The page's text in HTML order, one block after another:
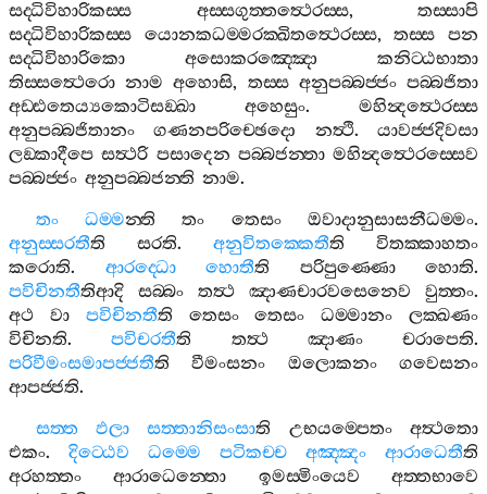
සද‍්ධිවිහාරිකස‍්ස
අස‍්සගුත‍්තත්‍ථෙරස‍්ස, තස‍්සාපි
සද‍්ධිවිහාරිකස‍්ස
යොනකධම‍්මරක‍්ඛිතත්‍ථෙරස‍්ස,තස‍්ස
පන
සද‍්ධිවිහාරිකො
අසොකරඤ‍්ඤො
කනිට‍්ඨභාතා
තිස‍්සත්‍ථෙරො නාම අහොසි, තස‍්ස අනුපබ‍්බජ‍්ජං පබ‍්බජිතා
අඩ‍්ඪතෙය්‍යකොටිසඞ‍්ඛා
අහෙසුං. මහින්‍දත්‍ථෙරස‍්ස
අනුපබ‍්බජිතානං
ගණනපරිච‍්ඡෙදො නත්‍ථි.යාවජ‍්ජදිවසා
ලඞ‍්කාදීපෙ සත්‍ථරි පසාදෙන පබ‍්බජන‍්තා මහින්‍දත්‍ථෙරස‍්සෙව
පබ‍්බජ‍්ජං අනුපබ‍්බජන‍්ති නාම.
තං
ධම‍්මන‍්ති තං තෙසං ඔවාදානුසාසනීධම‍්මං.
අනුස‍්සරතීති සරති. අනුවිතක‍්කෙතීති
විතක‍්කාහතං
කරොති. ආරද‍්ධො හොතීති පරිපුණ‍්ණො හොති.
පවිචිනතීතිආදි සබ‍්බං තත්‍ථ ඤාණචාරවසෙනෙව වුත‍්තං.
අථ
වා පවිචිනතීති තෙසං තෙසං ධම‍්මානං
ලක‍්ඛණං
විචිනති.පවිචරතීති තත්‍ථ ඤාණං චරාපෙති.
පරිවීමංසමාපජ‍්ජතීති වීමංසනං ඔලොකනං
ගවෙසනං
ආපජ‍්ජති.
සත‍්ත
ඵලා සත‍්තානිසංසාති උභයම‍්පෙතං
අත්‍ථතො
එකං. දිට‍්ඨෙව ධම‍්මෙ පටිකච‍්ච අඤ‍්ඤං ආරාධෙතීති
අරහත‍්තං
ආරාධෙන‍්තො ඉමස‍්මිංයෙව
අත‍්තභාවෙ